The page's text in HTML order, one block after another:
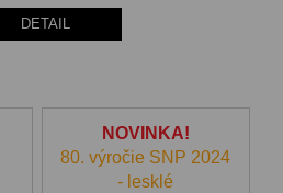
DETAIL
NOVINKA!
80. výročie SNP 2024
- lesklé